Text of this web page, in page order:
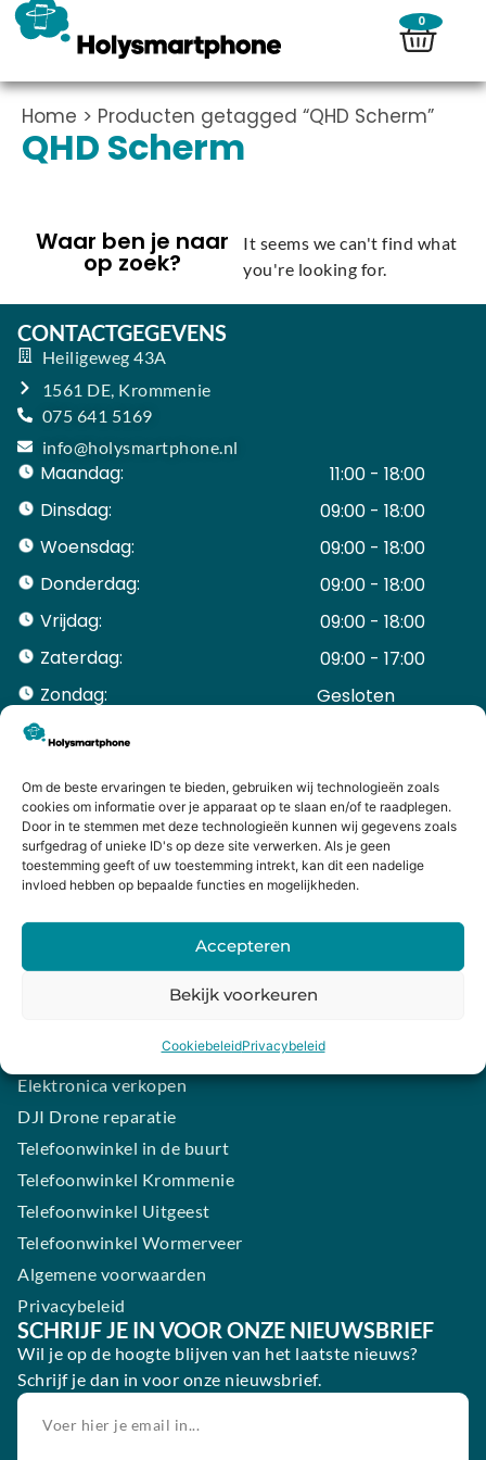
Om de beste ervaringen te bieden, gebruiken wij technologieën zoals
cookies om informatie over je apparaat op te slaan en/of te raadplegen.
Door in te stemmen met deze technologieën kunnen wij gegevens zoals
surfgedrag of unieke ID's op deze site verwerken. Als je geen
toestemming geeft of uw toestemming intrekt, kan dit een nadelige
invloed hebben op bepaalde functies en mogelijkheden.
Accepteren
Bekijk voorkeuren
CookiebeleidPrivacybeleid
0
Home > Producten getagged “QHD Scherm”
QHD Scherm
Waar ben je naar
op zoek?
It seems we can't find what
you're looking for.
CONTACTGEGEVENS
Heiligeweg 43A
1561 DE, Krommenie
075 641 5169
info@holysmartphone.nl
Maandag:
11:00 - 18:00
Dinsdag:
09:00 - 18:00
Woensdag:
09:00 - 18:00
Donderdag:
09:00 - 18:00
Vrijdag:
09:00 - 18:00
Zaterdag:
09:00 - 17:00
Zondag:
Gesloten ​ ​ ​ ​ ​ ​ ​
ACCOUNT
Mijn Account
Bestellingen
Mijn winkelwagen
HANDIGE LINKS
Levering en retourneren
Garantie
Contact
Samsung smartphone laten maken
Elektronica verkopen
DJI Drone reparatie
Telefoonwinkel in de buurt
Telefoonwinkel Krommenie
Telefoonwinkel Uitgeest
Telefoonwinkel Wormerveer
Algemene voorwaarden
Privacybeleid
SCHRIJF JE IN VOOR ONZE NIEUWSBRIEF
Wil je op de hoogte blijven van het laatste nieuws?
Schrijf je dan in voor onze nieuwsbrief.